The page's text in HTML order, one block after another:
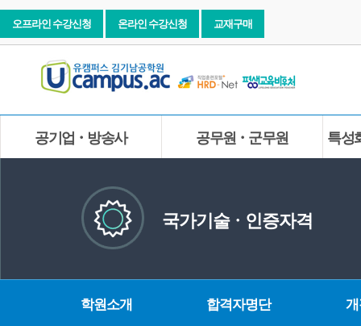
오프라인 수강신청 온라인 수강신청 교재구매
공기업ㆍ방송사 공무원ㆍ군무원 특성
국가기술ㆍ인증자격
학원소개 합격자명단